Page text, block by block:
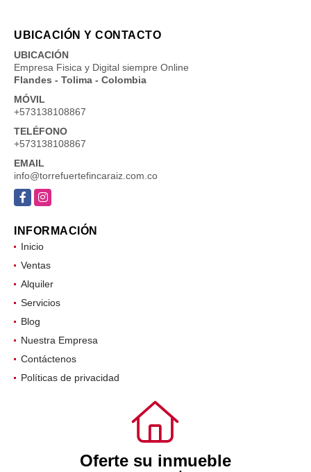
UBICACIÓN Y CONTACTO
UBICACIÓN
Empresa Fisica y Digital siempre Online
Flandes - Tolima - Colombia
MÓVIL
+573138108867
TELÉFONO
+573138108867
EMAIL
info@torrefuertefincaraiz.com.co
INFORMACIÓN
Inicio
Ventas
Alquiler
Servicios
Blog
Nuestra Empresa
Contáctenos